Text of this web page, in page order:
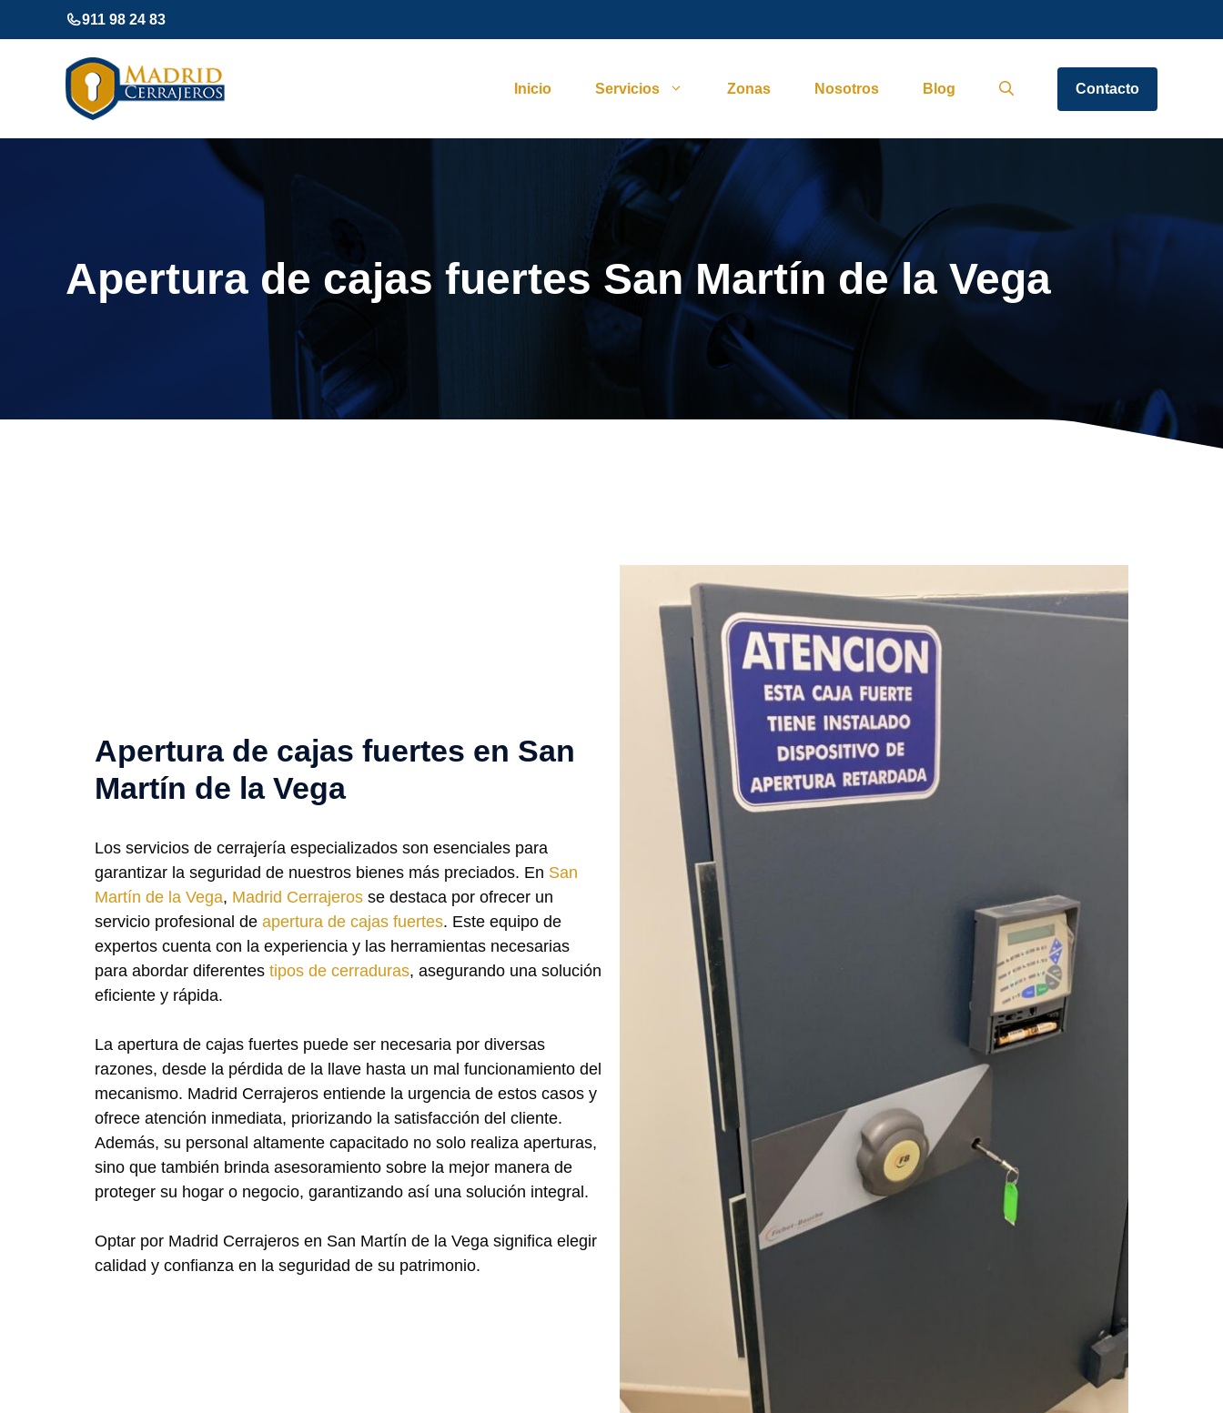
al
911 98 24 83
Inicio Servicios Zonas Nosotros Blog Contacto
Apertura de cajas fuertes San Martín de la Vega
Apertura de cajas fuertes en San
Martín de la Vega
Los servicios de cerrajería especializados son esenciales para
garantizar la seguridad de nuestros bienes más preciados. En San
Martín de la Vega, Madrid Cerrajeros se destaca por ofrecer un
servicio profesional de apertura de cajas fuertes. Este equipo de
expertos cuenta con la experiencia y las herramientas necesarias
para abordar diferentes tipos de cerraduras, asegurando una solución
eficiente y rápida.
La apertura de cajas fuertes puede ser necesaria por diversas
razones, desde la pérdida de la llave hasta un mal funcionamiento del
mecanismo. Madrid Cerrajeros entiende la urgencia de estos casos y
ofrece atención inmediata, priorizando la satisfacción del cliente.
Además, su personal altamente capacitado no solo realiza aperturas,
sino que también brinda asesoramiento sobre la mejor manera de
proteger su hogar o negocio, garantizando así una solución integral.
Optar por Madrid Cerrajeros en San Martín de la Vega significa elegir
calidad y confianza en la seguridad de su patrimonio.